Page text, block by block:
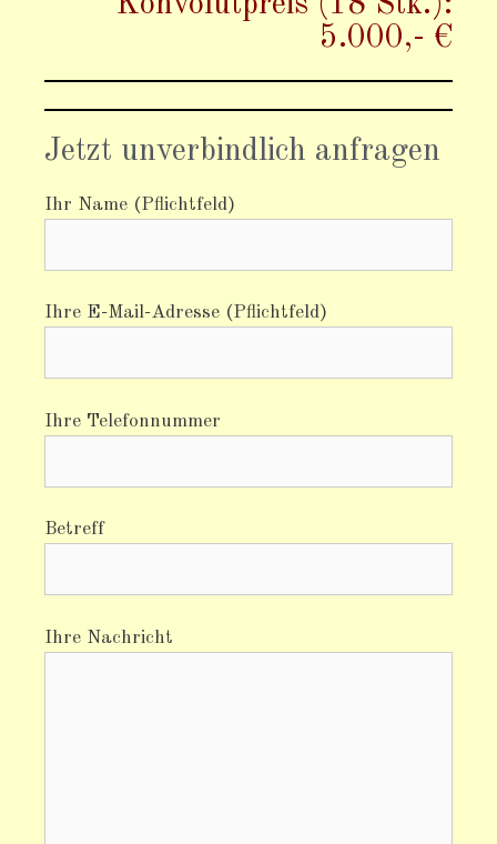
5.000,- €​
Jetzt unverbindlich anfragen
Ihr Name (Pflichtfeld)
Ihre E-Mail-Adresse (Pflichtfeld)
Ihre Telefonnummer
Betreff
Ihre Nachricht